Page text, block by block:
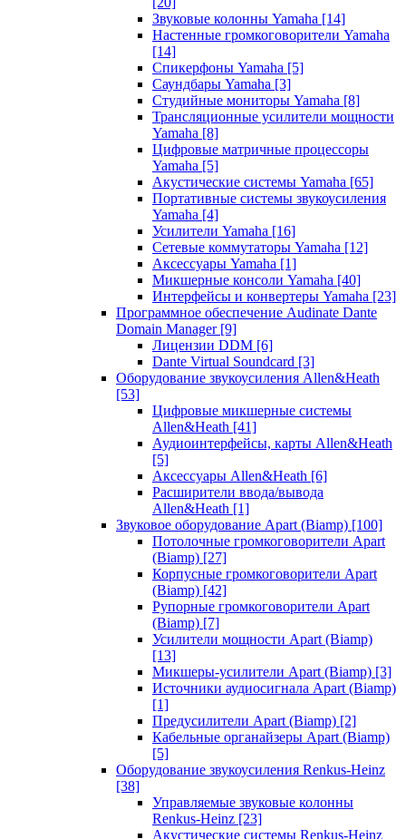
Звуковые колонны Yamaha [14]
Настенные громкоговорители Yamaha
[14]
Спикерфоны Yamaha [5]
Саундбары Yamaha [3]
Студийные мониторы Yamaha [8]
Трансляционные усилители мощности
Yamaha [8]
Цифровые матричные процессоры
Yamaha [5]
Акустические системы Yamaha [65]
Портативные системы звукоусиления
Yamaha [4]
Усилители Yamaha [16]
Сетевые коммутаторы Yamaha [12]
Аксессуары Yamaha [1]
Микшерные консоли Yamaha [40]
Интерфейсы и конвертеры Yamaha [23]
Программное обеспечение Audinate Dante
Domain Manager [9]
Лицензии DDM [6]
Dante Virtual Soundcard [3]
Оборудование звукоусиления Allen&Heath
[53]
Цифровые микшерные системы
Allen&Heath [41]
Аудиоинтерфейсы, карты Allen&Heath
[5]
Аксессуары Allen&Heath [6]
Расширители ввода/вывода
Allen&Heath [1]
Звуковое оборудование Apart (Biamp) [100]
Потолочные громкоговорители Apart
(Biamp) [27]
Корпусные громкоговорители Apart
(Biamp) [42]
Рупорные громкоговорители Apart
(Biamp) [7]
Усилители мощности Apart (Biamp)
[13]
Микшеры-усилители Apart (Biamp) [3]
Источники аудиосигнала Apart (Biamp)
[1]
Предусилители Apart (Biamp) [2]
Кабельные органайзеры Apart (Biamp)
[5]
Оборудование звукоусиления Renkus-Heinz
[38]
Управляемые звуковые колонны
Renkus-Heinz [23]
Акустические системы Renkus-Heinz